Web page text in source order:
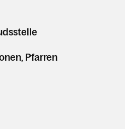
Pfarren